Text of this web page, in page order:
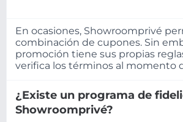
En ocasiones, Showroomprivé
combinación de cupones. Sin
promoción tiene sus propias
verifica los términos al momento
¿Existe un programa de
Showroomprivé?